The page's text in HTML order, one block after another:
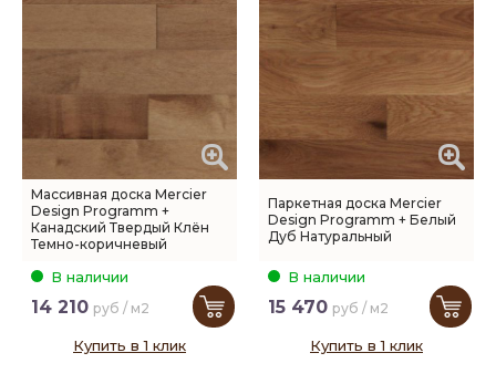
Массивная доска Mercier
Design Programm +
Канадский Твердый Клён
Темно-коричневый
В наличии
14 210 руб / м2
Купить в 1 клик
Паркетная доска Mercier
Design Programm + Белый
Дуб Натуральный
В наличии
15 470 руб / м2
Купить в 1 клик